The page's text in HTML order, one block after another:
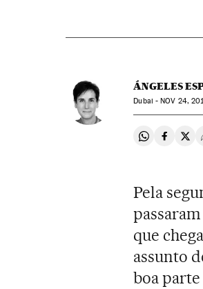
ÁNGELES
Dubai -NOV 24,
Compartir
Pela
que
assunto
boa